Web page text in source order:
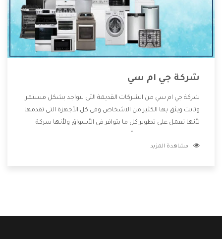
شركة جي ام سي
شركة جي ام سي من الشركات القديمة التى تتواجد بشكل مستمر
وثابت ويثق بها الكثير من الاشخاص وفى كل الأجهزة التى تقدمها
لأنها تعمل على تطوير كل ما يتوافر فى الأسواق ولأنها شركة
وتقدم للعملاء أقوى العروض والخصومات التى تسهل على
مشاهدة المزيد